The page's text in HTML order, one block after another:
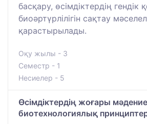
басқару, өсімдіктердің гендік
биоәртүрлілігін сақтау
қарастырылады.
Оқу жылы - 3
Семестр - 1
Несиелер - 5
Өсімдіктердің жоғары
биотехнологиялық